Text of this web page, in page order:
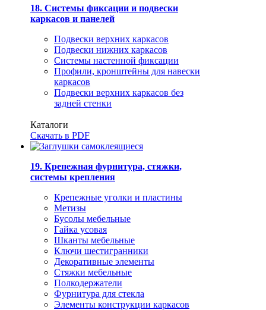
18. Системы фиксации и подвески
каркасов и панелей
Подвески верхних каркасов
Подвески нижних каркасов
Системы настенной фиксации
Профили, кронштейны для навески
каркасов
Подвески верхних каркасов без
задней стенки
Каталоги
Скачать в PDF
19. Крепежная фурнитура, стяжки,
системы крепления
Крепежные уголки и пластины
Метизы
Бусолы мебельные
Гайка усовая
Шканты мебельные
Ключи шестигранники
Декоративные элементы
Стяжки мебельные
Полкодержатели
Фурнитура для стекла
Элементы конструкции каркасов